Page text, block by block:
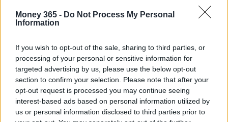
Money 365 - Do Not Process My Personal
Information
If you wish to opt-out of the sale, sharing to third parties, or
processing of your personal or sensitive information for
targeted advertising by us, please use the below opt-out
section to confirm your selection. Please note that after your
opt-out request is processed you may continue seeing
interest-based ads based on personal information utilized by
us or personal information disclosed to third parties prior to
processo sia supportato da una governance solida
AUTORE
AiAdhubMedia